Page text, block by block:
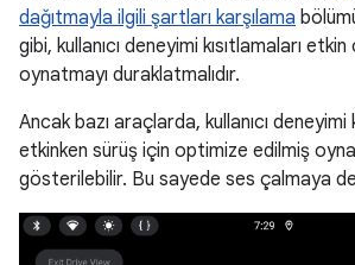
dağıtmayla ilgili şartları karşılama
gibi, kullanıcı deneyimi kısıtlamaları
oynatmayı duraklatmalıdır.
Ancak bazı araçlarda, kullanıcı deneyimi
etkinken sürüş için optimize edilmiş
gösterilebilir. Bu sayede ses çalmaya